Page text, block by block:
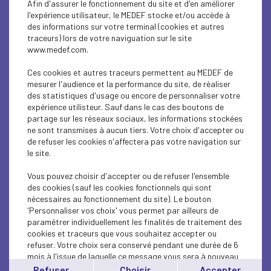
SUSTAINABLE DEVELOPMENT
SUSTAINABLE DEVELOPMENT
INTERNATIONAL - EUROPE
SUSTAINABLE DEVELOPMENT
SOCIAL
INTERNATIONAL - EUROPE
INTERNATIONAL - EUROPE
SUSTAINABLE DEVELOPMENT
ECONOMY
Afin d'assurer le fonctionnement du site et d'en améliorer
l'expérience utilisateur, le MEDEF stocke et/ou accède à
des informations sur votre terminal (cookies et autres
traceurs) lors de votre naviguation sur le site
www.medef.com.
Ces cookies et autres traceurs permettent au MEDEF de
mesurer l'audience et la performance du site, de réaliser
des statistiques d'usage ou encore de personnaliser votre
expérience utilisteur. Sauf dans le cas des boutons de
partage sur les réseaux sociaux, les informations stockées
ne sont transmises à aucun tiers. Votre choix d'accepter ou
de refuser les cookies n'affectera pas votre navigation sur
le site.
Vous pouvez choisir d'accepter ou de refuser l'ensemble
des cookies (sauf les cookies fonctionnels qui sont
nécessaires au fonctionnement du site). Le bouton
'Personnaliser vos choix' vous permet par ailleurs de
paramétrer individuellement les finalités de traitement des
cookies et traceurs que vous souhaitez accepter ou
refuser. Votre choix sera conservé pendant une durée de 6
mois à l'issue de laquelle ce message vous sera à nouveau
affiché..